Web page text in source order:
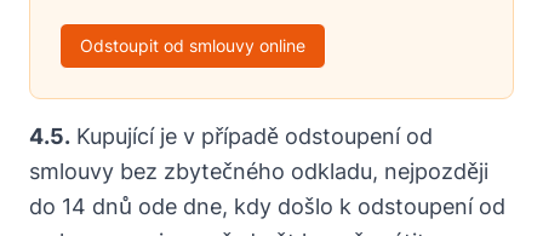
Odstoupit od smlouvy online
4.5. Kupující je v případě odstoupení od
smlouvy bez zbytečného odkladu, nejpozději
do 14 dnů ode dne, kdy došlo k odstoupení od